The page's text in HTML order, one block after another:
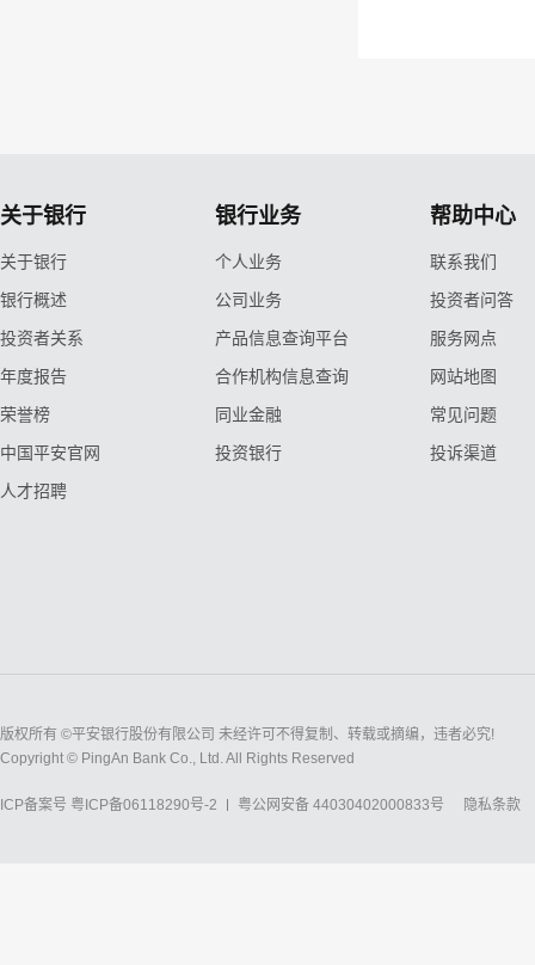
关于银行
关于银行
银行概述
投资者关系
年度报告
荣誉榜
中国平安官网
人才招聘
银行业务
个人业务
公司业务
产品信息查询平台
合作机构信息查询
同业金融
投资银行
帮助中心
联系我们
投资者问答
服务网点
网站地图
常见问题
投诉渠道
版权所有 ©平安银行股份有限公司 未经许可不得复制、转载或摘编，违者必究!
Copyright © PingAn Bank Co., Ltd. All Rights Reserved
ICP备案号 粤ICP备06118290号-2 粤公网安备 44030402000833号 隐私条款